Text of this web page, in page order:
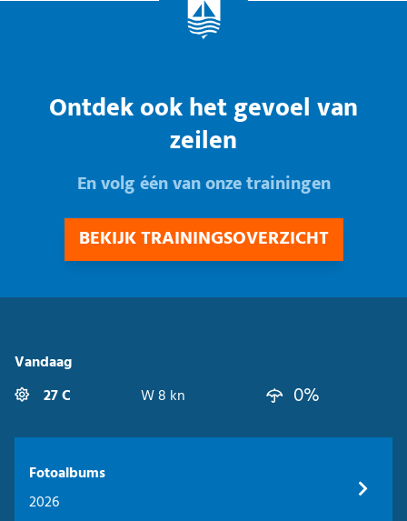
Ontdek ook het gevoel van
zeilen
En volg één van onze trainingen
BEKIJK TRAININGSOVERZICHT
Vandaag
27 C
W 8 kn 0%
Fotoalbums
2026